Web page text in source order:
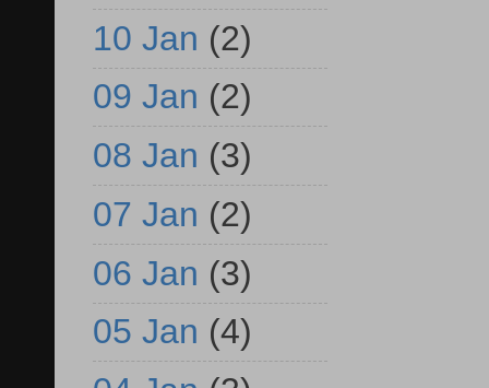
10 Jan (2)
09 Jan (2)
08 Jan (3)
07 Jan (2)
06 Jan (3)
05 Jan (4)